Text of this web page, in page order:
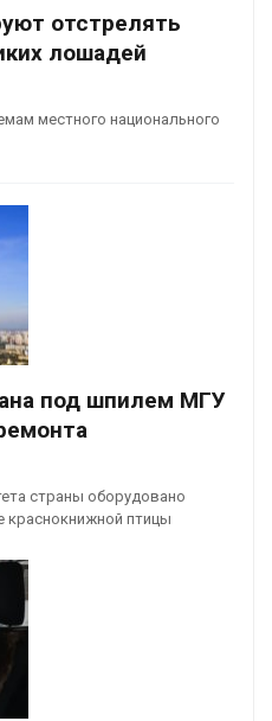
отстрелять
лошадей
местного национального
под шпилем МГУ
страны оборудовано
краснокнижной птицы